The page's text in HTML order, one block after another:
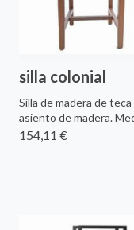
silla colonial
Silla de madera de teca
asiento de madera.
154,11 €